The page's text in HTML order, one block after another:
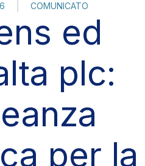
COMUNICATO
ed
plc:
per la